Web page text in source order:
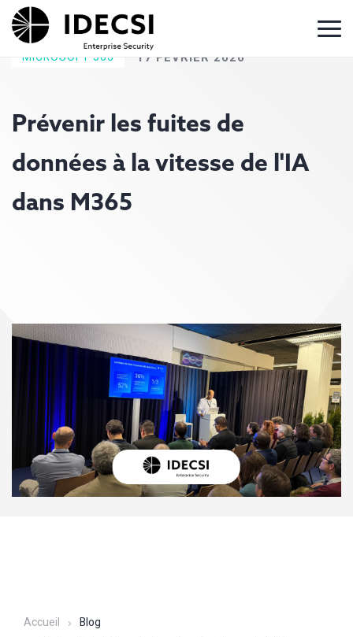
MICROSOFT 365 17 FÉVRIER 2026
Prévenir les fuites de
données à la vitesse de l'IA
dans M365
Accueil
Blog